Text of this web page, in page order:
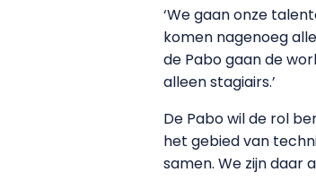
‘We gaan onze
komen nagenoeg
de Pabo gaan de
alleen stagiairs.’
De Pabo wil de rol
het gebied van
samen. We zijn daar